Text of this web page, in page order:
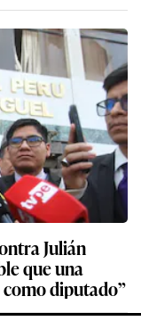
Julián
que una
diputado”